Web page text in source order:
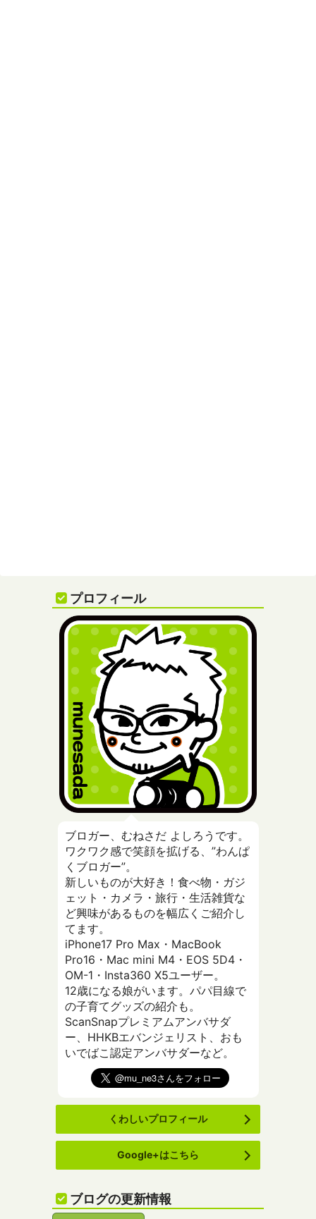
プロフィール
ブロガー、むねさだ よしろうです。
ワクワク感で笑顔を拡げる、”わんぱ
くブロガー”。
新しいものが大好き！食べ物・ガジ
ェット・カメラ・旅行・生活雑貨な
ど興味があるものを幅広くご紹介し
てます。
iPhone17 Pro Max・MacBook
Pro16・Mac mini M4・EOS 5D4・
OM-1・Insta360 X5ユーザー。
12歳になる娘がいます。パパ目線で
の子育てグッズの紹介も。
ScanSnapプレミアムアンバサダ
ー、HHKBエバンジェリスト、おも
いでばこ認定アンバサダーなど。
くわしいプロフィール
Google+はこちら
ブログの更新情報